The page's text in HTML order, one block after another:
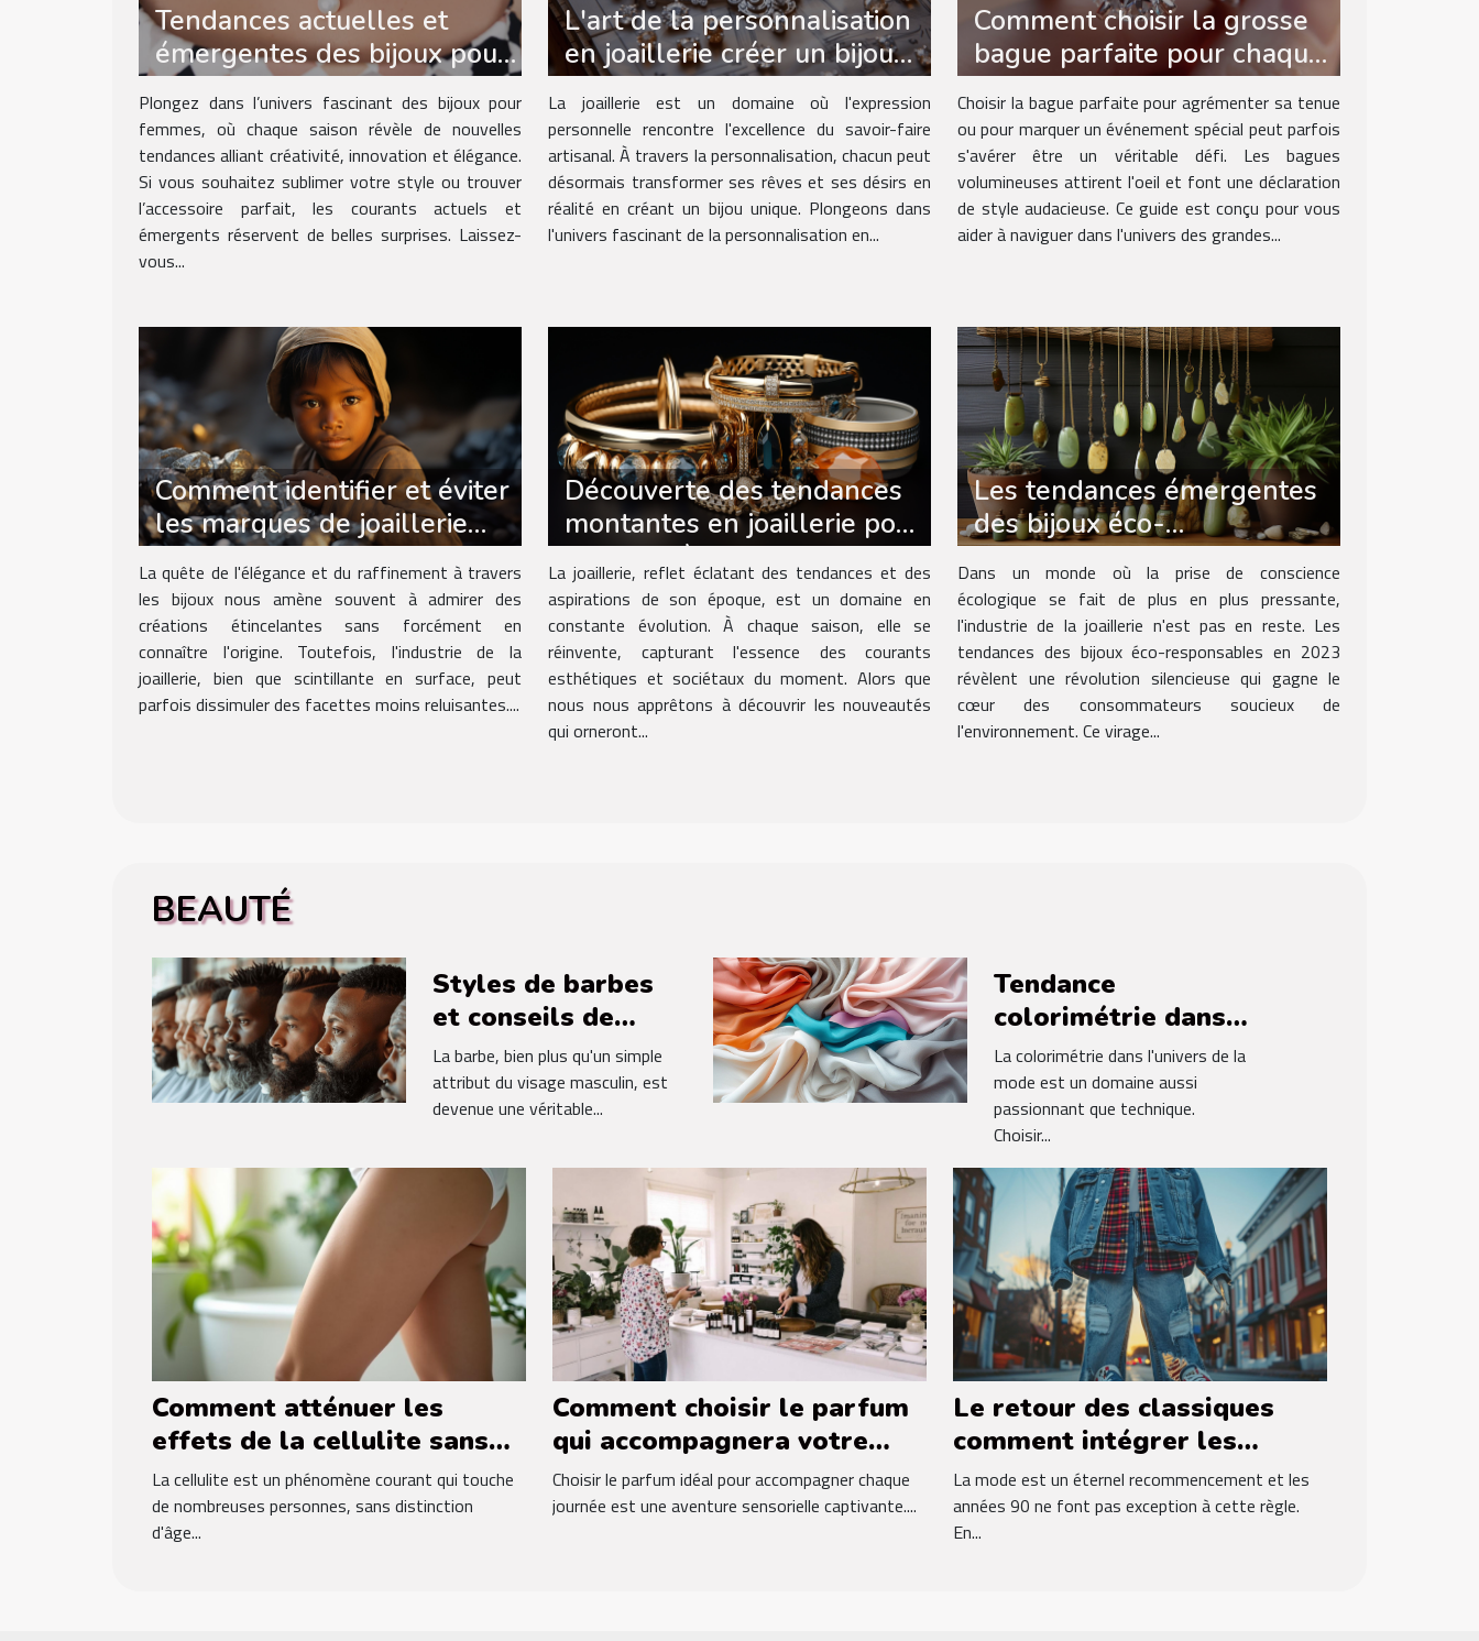
Tendances actuelles et
émergentes des bijoux pour
femmes
Plongez dans l’univers fascinant des bijoux pour
femmes, où chaque saison révèle de nouvelles
tendances alliant créativité, innovation et élégance.
Si vous souhaitez sublimer votre style ou trouver
l’accessoire parfait, les courants actuels et
émergents réservent de belles surprises. Laissez-
vous...
L'art de la personnalisation
en joaillerie créer un bijou
unique
La joaillerie est un domaine où l'expression
personnelle rencontre l'excellence du savoir-faire
artisanal. À travers la personnalisation, chacun peut
désormais transformer ses rêves et ses désirs en
réalité en créant un bijou unique. Plongeons dans
l'univers fascinant de la personnalisation en...
Comment choisir la grosse
bague parfaite pour chaque
occasion
Choisir la bague parfaite pour agrémenter sa tenue
ou pour marquer un événement spécial peut parfois
s'avérer être un véritable défi. Les bagues
volumineuses attirent l'oeil et font une déclaration
de style audacieuse. Ce guide est conçu pour vous
aider à naviguer dans l'univers des grandes...
Comment identifier et éviter
les marques de joaillerie
utilisant des pratiques non
éthiques
La quête de l'élégance et du raffinement à travers
les bijoux nous amène souvent à admirer des
créations étincelantes sans forcément en
connaître l'origine. Toutefois, l'industrie de la
joaillerie, bien que scintillante en surface, peut
parfois dissimuler des facettes moins reluisantes....
Découverte des tendances
montantes en joaillerie pour
la saison à venir
La joaillerie, reflet éclatant des tendances et des
aspirations de son époque, est un domaine en
constante évolution. À chaque saison, elle se
réinvente, capturant l'essence des courants
esthétiques et sociétaux du moment. Alors que
nous nous apprêtons à découvrir les nouveautés
qui orneront...
Les tendances émergentes
des bijoux éco-
responsables en 2023
Dans un monde où la prise de conscience
écologique se fait de plus en plus pressante,
l'industrie de la joaillerie n'est pas en reste. Les
tendances des bijoux éco-responsables en 2023
révèlent une révolution silencieuse qui gagne le
cœur des consommateurs soucieux de
l'environnement. Ce virage...
BEAUTÉ
Comment atténuer les
effets de la cellulite sans
procédures coûteuses ?
La cellulite est un phénomène courant qui touche
de nombreuses personnes, sans distinction
d'âge...
Comment choisir le parfum
qui accompagnera votre
quotidien ?
Choisir le parfum idéal pour accompagner chaque
journée est une aventure sensorielle captivante....
Le retour des classiques
comment intégrer les
intemporels des années 90
dans sa garde-robe actuelle
La mode est un éternel recommencement et les
années 90 ne font pas exception à cette règle.
En...
Styles de barbes
et conseils de
soins pour un
visage tendance
La barbe, bien plus qu'un simple
attribut du visage masculin, est
devenue une véritable...
Tendance
colorimétrie dans
la mode comment
choisir les couleurs
selon son teint et
sa morphologie
La colorimétrie dans l'univers de la
mode est un domaine aussi
passionnant que technique.
Choisir...